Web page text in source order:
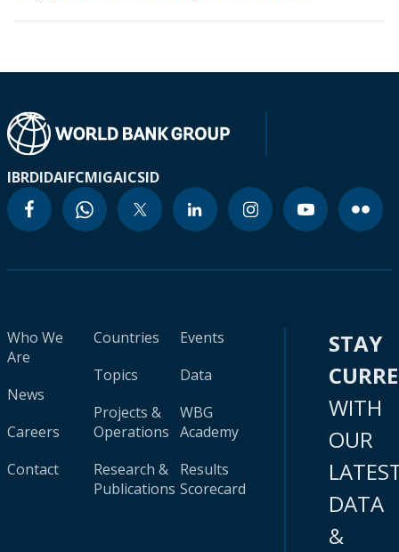
IBRDIDAIFCMIGAICSID
Who We
Are
News
Careers
Contact
Countries
Topics
Projects &
Operations
Research &
Publications
Events
Data
WBG
Academy
Results
Scorecard
STAY
WITH
OUR
DATA
&